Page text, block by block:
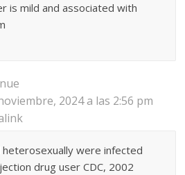
is mild and associated with
2024 a las 2:56 pm
were infected
drug user CDC, 2002